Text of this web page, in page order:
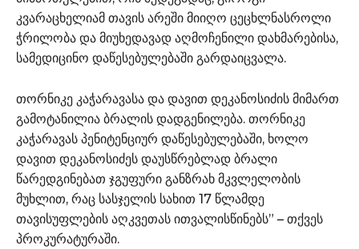
კვარაცხელიამ თავის არეში მიიღო ცეცხლნასროლი
ჭრილობა და მიუხედავად აღმოჩენილი დახმარებისა,
სამედიცინო დაწესებულებაში გარდაიცვალა.
თორნიკე კაჭარავასა და დავით დეკანოსიძის მიმართ
გამოტანილია ბრალის დადგენილება. თორნიკე
კაჭარავას პენიტენციურ დაწესებულებაში, ხოლო
დავით დეკანოსიძეს დაუსწრებლად ბრალი
წარედგინებათ ჯგუფური განზრახ მკვლელობის
მუხლით, რაც სასჯელის სახით 17 წლამდე
თავისუფლების აღკვეთას ითვალისწინებს” – თქვეს
პროკურატურაში.